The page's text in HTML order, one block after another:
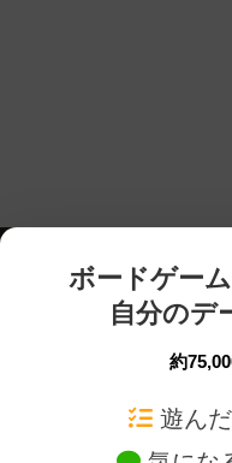
ボードゲー
自分のデ
約
遊ん